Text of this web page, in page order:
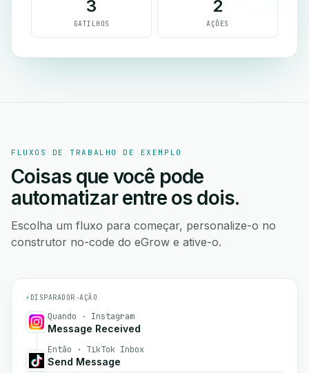
3
GATILHOS
2
AÇÕES
FLUXOS DE TRABALHO DE EXEMPLO
Coisas que você pode
automatizar entre os dois.
Escolha um fluxo para começar, personalize-o no
construtor no-code do eGrow e ative-o.
⚡ DISPARADOR→AÇÃO
Quando · Instagram
Message Received
Então · TikTok Inbox
Send Message